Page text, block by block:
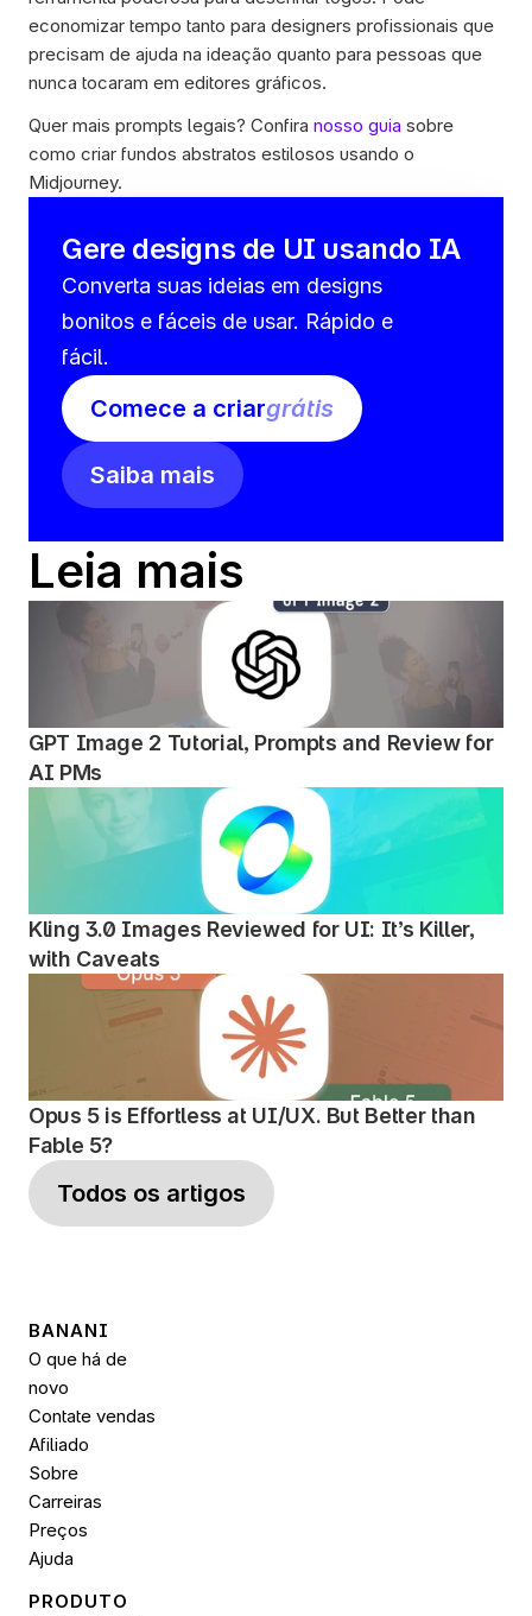
economizar tempo tanto para designers profissionais que
precisam de ajuda na ideação quanto para pessoas que
nunca tocaram em editores gráficos.
Quer mais prompts legais? Confira nosso guia sobre
como criar fundos abstratos estilosos usando o
Midjourney.
Gere designs de UI usando IA
Converta suas ideias em designs
bonitos e fáceis de usar. Rápido e
fácil.
Comece a criargrátis
Saiba mais
Leia mais
GPT Image 2 Tutorial, Prompts and Review for
AI PMs
Kling 3.0 Images Reviewed for UI: It’s Killer,
with Caveats
Opus 5 is Effortless at UI/UX. But Better than
Fable 5?
Todos os artigos
BANANI
O que há de
novo
Contate vendas
Afiliado
Sobre
Carreiras
Preços
Ajuda
PRODUTO